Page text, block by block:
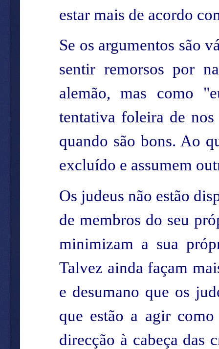
estar mais de acordo
Se os argumentos são
sentir remorsos por
alemão, mas como
tentativa foleira de
quando são bons. Ao
excluído e assumem
Os judeus não estão
de membros do seu
minimizam a sua
Talvez ainda façam
e desumano que os
que estão a agir
direcção à cabeça das